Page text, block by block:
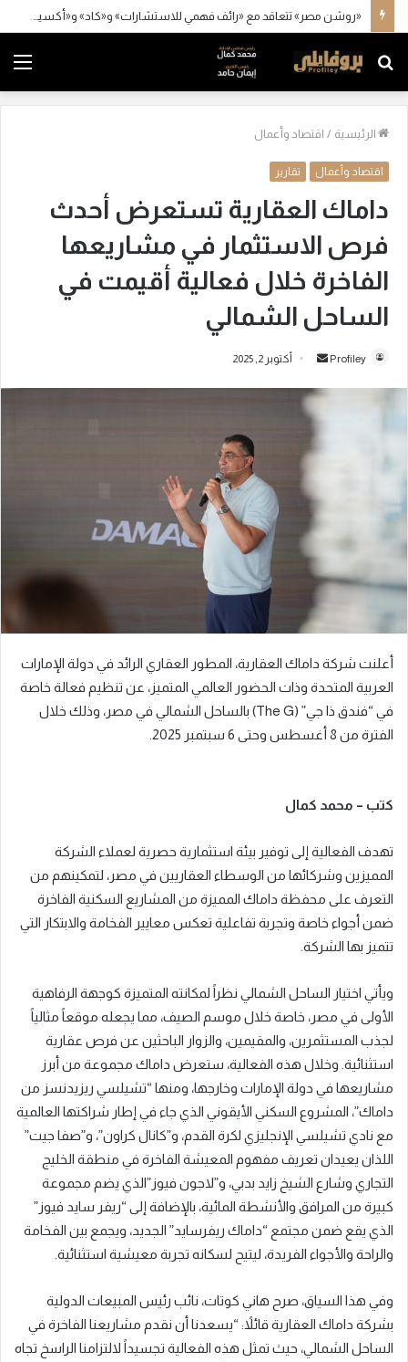
«روشن مصر» تتعاقد مع «رائف فهمي للاستشارات» و«كاد» و«أكسيس»
بحث
عن
الرئيسية / اقتصاد وأعمال
اقتصاد وأعمال تقارير
داماك العقارية تستعرض أحدث
فرص الاستثمار في مشاريعها
الفاخرة خلال فعالية أقيمت في
الساحل الشمالي
Profiley
أرسل
إلكترونيا
أكتوبر 2, 2025
أعلنت شركة داماك العقارية، المطور العقاري الرائد في دولة الإمارات
العربية المتحدة وذات الحضور العالمي المتميز، عن تنظيم فعالة خاصة
في “فندق ذا جي” (The G) بالساحل الشمالي في مصر، وذلك خلال
الفترة من 8 أغسطس وحتى 6 سبتمبر 2025.
كتب – محمد كمال
تهدف الفعالية إلى توفير بيئة استثمارية حصرية لعملاء الشركة
المميزين وشركائها من الوسطاء العقاريين في مصر، لتمكينهم من
التعرف على محفظة داماك المميزة من المشاريع السكنية الفاخرة
ضمن أجواء خاصة وتجربة تفاعلية تعكس معايير الفخامة والابتكار التي
تتميز بها الشركة.
ويأتي اختيار الساحل الشمالي نظراً لمكانته المتميزة كوجهة الرفاهية
الأولى في مصر، خاصة خلال موسم الصيف، مما يجعله موقعاً مثالياً
لجذب المستثمرين، والمقيمين، والزوار الباحثين عن فرص عقارية
استثنائية. وخلال هذه الفعالية، ستعرض داماك مجموعة من أبرز
مشاريعها في دولة الإمارات وخارجها، ومنها “تشيلسي ريزيدنسز من
داماك”، المشروع السكني الأيقوني الذي جاء في إطار شراكتها العالمية
مع نادي تشيلسي الإنجليزي لكرة القدم، و”كانال كراون”، و”صفا جيت”
اللذان يعيدان تعريف مفهوم المعيشة الفاخرة في منطقة الخليج
التجاري وشارع الشيخ زايد بدبي، و”لاجون فيوز”الذي يضم مجموعة
كبيرة من المرافق والأنشطة المائية، بالإضافة إلى “ريفر سايد فيوز”
الذي يقع ضمن مجتمع “داماك ريفرسايد” الجديد، ويجمع بين الفخامة
والراحة والأجواء الفريدة، ليتيح لسكانه تجربة معيشية استثنائية.
وفي هذا السياق، صرح هاني كوتات، نائب رئيس المبيعات الدولية
بشركة داماك العقارية قائلاً: “يسعدنا أن نقدم مشاريعنا الفاخرة في
الساحل الشمالي، حيث تمثل هذه الفعالية تجسيداً لالتزامنا الراسخ تجاه